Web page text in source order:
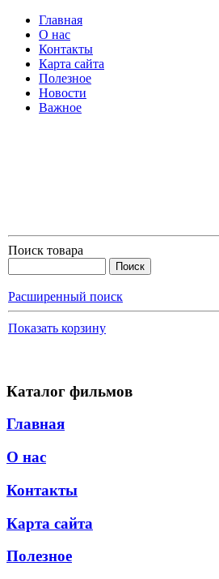
Главная
О нас
Контакты
Карта сайта
Полезное
Новости
Важное
Поиск товара
Расширенный поиск
Показать корзину
Каталог фильмов
Главная
О нас
Контакты
Карта сайта
Полезное